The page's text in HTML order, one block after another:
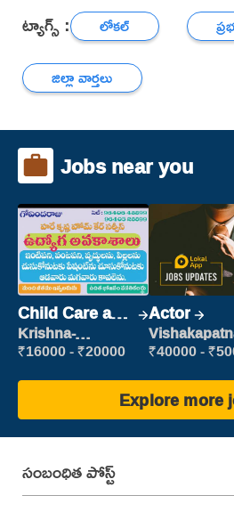
ట్యాగ్స్ : లోకల్
జిల్లా వార్తలు
Jobs near you
Child Care and
Patient care
Krishna-
vijayawada
₹16000 - ₹20000
Actor
new
₹40000 -
Explore more
సంబంధిత పోస్ట్